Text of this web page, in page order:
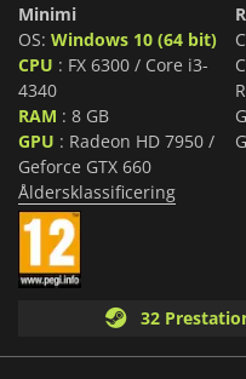
Minimi
OS: Windows 10 (64 bit)
CPU : FX 6300 / Core i3-
4340
RAM : 8 GB
GPU : Radeon HD 7950 /
Geforce GTX 660
Åldersklassificering
32